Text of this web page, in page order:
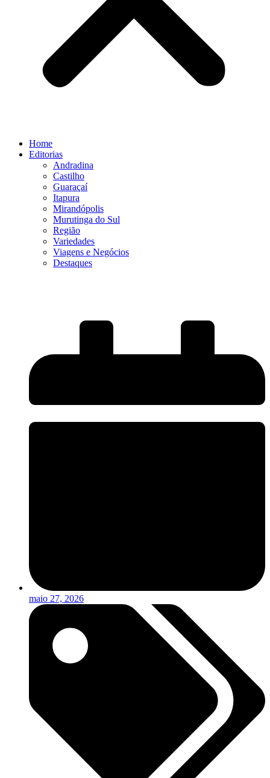
Home
Editorias
Andradina
Castilho
Guaraçaí
Itapura
Mirandópolis
Murutinga do Sul
Região
Variedades
Viagens e Negócios
Destaques
maio 27, 2026